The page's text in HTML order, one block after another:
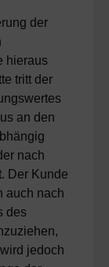
der
hieraus
tritt der
an den
nach
Der Kunde
auch nach
des
jedoch